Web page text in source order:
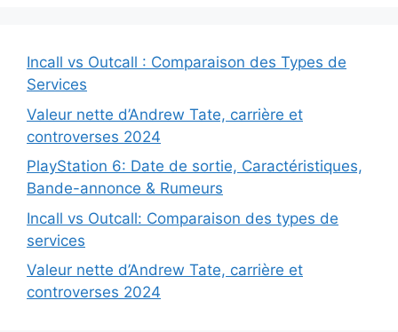
Incall vs Outcall : Comparaison des Types de
Services
Valeur nette d’Andrew Tate, carrière et
controverses 2024
PlayStation 6: Date de sortie, Caractéristiques,
Bande-annonce & Rumeurs
Incall vs Outcall: Comparaison des types de
services
Valeur nette d’Andrew Tate, carrière et
controverses 2024